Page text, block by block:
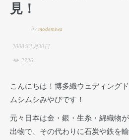
見！
by modemiwa
2008年1月30日
2736
こんにちは！博多織ウェディング
ムシムシみやびです！
元々日本は金・銀・生糸・綿織物
出物で、その代わりに石炭や鉄を